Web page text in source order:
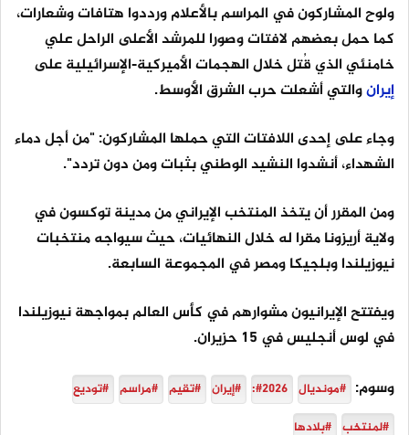
ولوح المشاركون في المراسم بالأعلام ورددوا هتافات وشعارات،
كما حمل بعضهم لافتات وصورا للمرشد الأعلى الراحل علي
خامنئي الذي قُتل خلال الهجمات الأميركية-الإسرائيلية على
إيرانوالتي أشعلت حرب الشرق الأوسط.
وجاء على إحدى اللافتات التي حملها المشاركون: "من أجل دماء
الشهداء، أنشدوا النشيد الوطني بثبات ومن دون تردد".
ومن المقرر أن يتخذ المنتخب الإيراني من مدينة توكسون في
ولاية أريزونا مقرا له خلال النهائيات، حيث سيواجه منتخبات
نيوزيلندا وبلجيكا ومصر في المجموعة السابعة.
ويفتتح الإيرانيون مشوارهم في كأس العالم بمواجهة نيوزيلندا
في لوس أنجليس في 15 حزيران.
وسوم: #مونديال #2026: #إيران #تقيم #مراسم #توديع
#لمنتخب #بلادها